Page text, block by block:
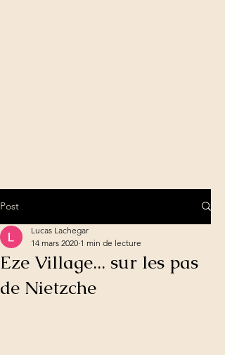
Post
Eze Village... sur les pas
de Nietzche
Lucas Lachegar
14 mars 2020 1 min de lecture